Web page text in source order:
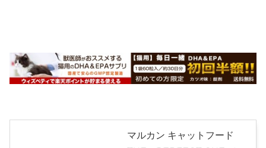
マルカン キャットフード